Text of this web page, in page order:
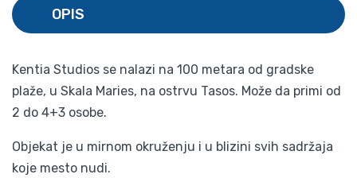
OPIS
Kentia Studios se nalazi na 100 metara od gradske
plaže, u Skala Maries, na ostrvu Tasos. Može da primi od
2 do 4+3 osobe.
Objekat je u mirnom okruženju i u blizini svih sadržaja
koje mesto nudi.